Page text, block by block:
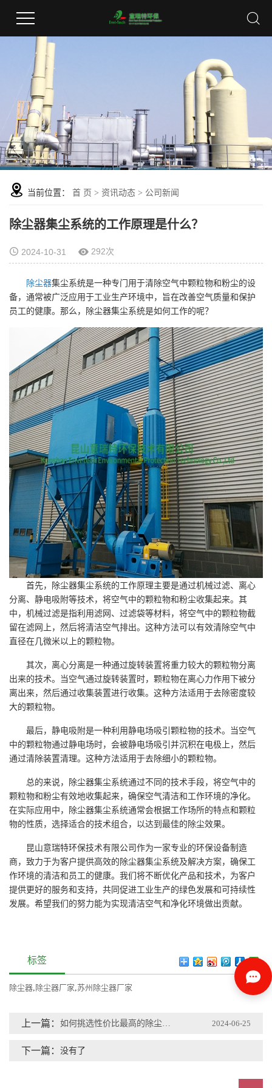
当前位置： 首 页 > 资讯动态 > 公司新闻
除尘器集尘系统的工作原理是什么？
2024-10-31 292次
除尘器集尘系统是一种专门用于清除空气中颗粒物和粉尘的设
备，通常被广泛应用于工业生产环境中，旨在改善空气质量和保护
员工的健康。那么，除尘器集尘系统是如何工作的呢？
首先，除尘器集尘系统的工作原理主要是通过机械过滤、离心
分离、静电吸附等技术，将空气中的颗粒物和粉尘收集起来。其
中，机械过滤是指利用滤网、过滤袋等材料，将空气中的颗粒物截
留在滤网上，然后将清洁空气排出。这种方法可以有效清除空气中
直径在几微米以上的颗粒物。
其次，离心分离是一种通过旋转装置将重力较大的颗粒物分离
出来的技术。当空气通过旋转装置时，颗粒物在离心力作用下被分
离出来，然后通过收集装置进行收集。这种方法适用于去除密度较
大的颗粒物。
最后，静电吸附是一种利用静电场吸引颗粒物的技术。当空气
中的颗粒物通过静电场时，会被静电场吸引并沉积在电极上，然后
通过清除装置清理。这种方法适用于去除细小的颗粒物。
总的来说，除尘器集尘系统通过不同的技术手段，将空气中的
颗粒物和粉尘有效地收集起来，确保空气清洁和工作环境的净化。
在实际应用中，除尘器集尘系统通常会根据工作场所的特点和颗粒
物的性质，选择适合的技术组合，以达到最佳的除尘效果。
昆山意瑞特环保技术有限公司作为一家专业的环保设备制造
商，致力于为客户提供高效的除尘器集尘系统及解决方案，确保工
作环境的清洁和员工的健康。我们将不断优化产品和技术，为客户
提供更好的服务和支持，共同促进工业生产的绿色发展和可持续性
发展。希望我们的努力能为实现清洁空气和净化环境做出贡献。
标签
除尘器, 除尘器厂家,苏州除尘器厂家
上一篇： 如何挑选性价比最高的除尘器厂家？ 2024-06-25
下一篇： 没有了